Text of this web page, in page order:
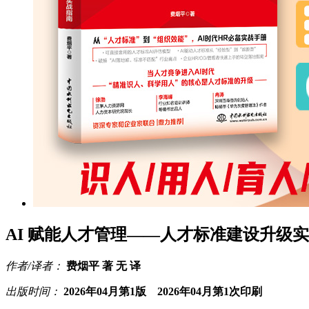
AI 赋能人才管理——人才标准建设升级
作者/译者： 费烟平 著 无 译
出版时间： 2026年04月第1版 2026年04月第1次印刷